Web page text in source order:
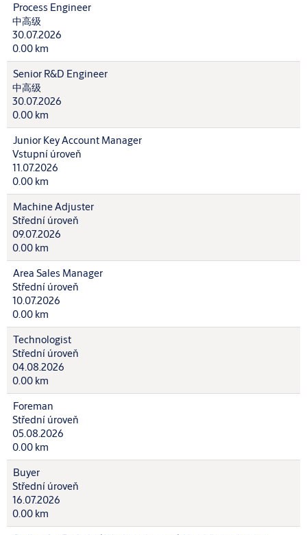
Process Engineer
中高级
30.07.2026
0.00 km
Senior R&D Engineer
中高级
30.07.2026
0.00 km
Junior Key Account Manager
Vstupní úroveň
11.07.2026
0.00 km
Machine Adjuster
Střední úroveň
09.07.2026
0.00 km
Area Sales Manager
Střední úroveň
10.07.2026
0.00 km
Technologist
Střední úroveň
04.08.2026
0.00 km
Foreman
Střední úroveň
05.08.2026
0.00 km
Buyer
Střední úroveň
16.07.2026
0.00 km